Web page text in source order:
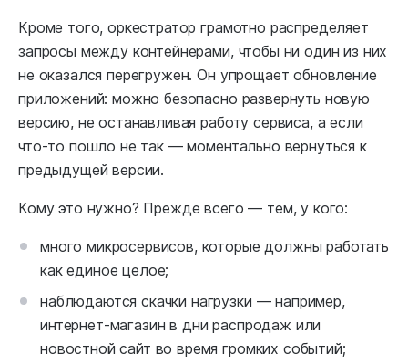
Кроме того, оркестратор грамотно распределяет
запросы между контейнерами, чтобы ни один из них
не оказался перегружен. Он упрощает обновление
приложений: можно безопасно развернуть новую
версию, не останавливая работу сервиса, а если
что‑то пошло не так — моментально вернуться к
предыдущей версии.
Кому это нужно? Прежде всего — тем, у кого:
много микросервисов, которые должны работать
как единое целое;
наблюдаются скачки нагрузки — например,
интернет-магазин в дни распродаж или
новостной сайт во время громких событий;